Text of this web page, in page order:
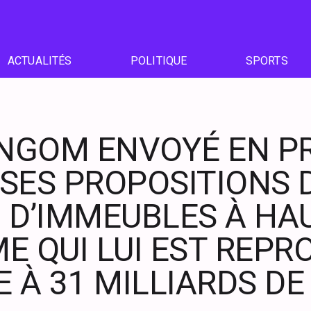
ACTUALITÉS POLITIQUE SPORTS
ENVOYÉ EN
PROPOSITIONS
À
QUI LUI EST
À 31 MILLIARDS